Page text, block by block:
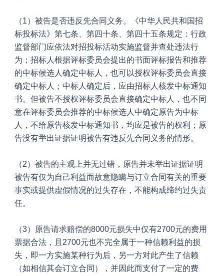
（1）被告是否违反先合同义务。《中华人民共和国招
标投标法》第七条、第四十条、第四十五条规定：行政
监督部门应依法对招投标活动实施监督并查处违法行
为；招标人根据评标委员会提出的书面评标报告和推荐
的中标候选人确定中标人，也可以授权评标委员会直接
确定中标人；中标人确定后，应由招标人核发中标通知
书。但被告不授权评标委员会直接确定中标人，也不同
意在评标委员会推荐的中标候选人中确定原告为中标
人，不给原告核发中标通知书，均应是被告的权利；原
告没有举出证据证明被告有违反先合同义务的情形。
（2）被告的主观上并无过错，原告并未举出证据证明
被告有仅为自己利益而故意隐瞒与订立合同有关的重要
事实或提供虚假情况的过失存在，不能构成缔约过失责
任。
（3）原告请求赔偿的8000元损失中仅有2700元的费用
票据合法，且2700元也不完全属于一种信赖利益的损
失，即一方实施某种行为后，另一方对此产生了信赖
（如相信其会订立合同），并因此而支付了一定的费